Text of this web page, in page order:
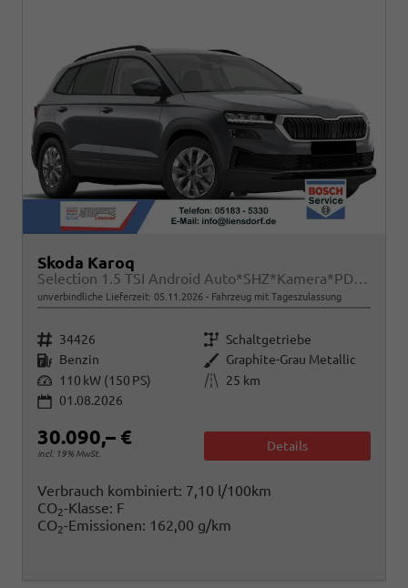
Skoda Karoq
Selection 1.5 TSI Android Auto*SHZ*Kamera*PDC v/h*Klimaauto*SUNSET*LED
unverbindliche Lieferzeit: 05.11.2026 Fahrzeug mit Tageszulassung
Fahrzeugnr. 34426 Getriebe Schaltgetriebe
Kraftstoff Benzin Außenfarbe Graphite-Grau Metallic
Leistung 110 kW (150 PS) Kilometerstand
25 km
01.08.2026
30.090,– €
incl. 19% MwSt.
Details
Verbrauch kombiniert: 7,10 l/100km
CO2-Klasse: F
CO2-Emissionen: 162,00 g/km